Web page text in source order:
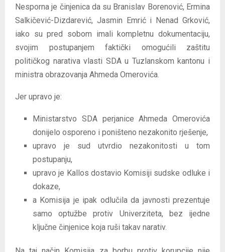
Nesporna je činjenica da su Branislav Borenović, Ermina
Salkičević-Dizdarević, Jasmin Emrić i Nenad Grković,
iako su pred sobom imali kompletnu dokumentaciju,
svojim postupanjem faktički omogućili zaštitu
političkog narativa vlasti SDA u Tuzlanskom kantonu i
ministra obrazovanja Ahmeda Omerovića.
Jer upravo je:
Ministarstvo SDA perjanice Ahmeda Omerovića
donijelo osporeno i poništeno nezakonito rješenje,
upravo je sud utvrdio nezakonitosti u tom
postupanju,
upravo je Kallos dostavio Komisiji sudske odluke i
dokaze,
a Komisija je ipak odlučila da javnosti prezentuje
samo optužbe protiv Univerziteta, bez ijedne
ključne činjenice koja ruši takav narativ.